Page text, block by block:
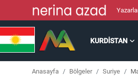
KURDISTAN
Anasayfa Bölgeler Suriye